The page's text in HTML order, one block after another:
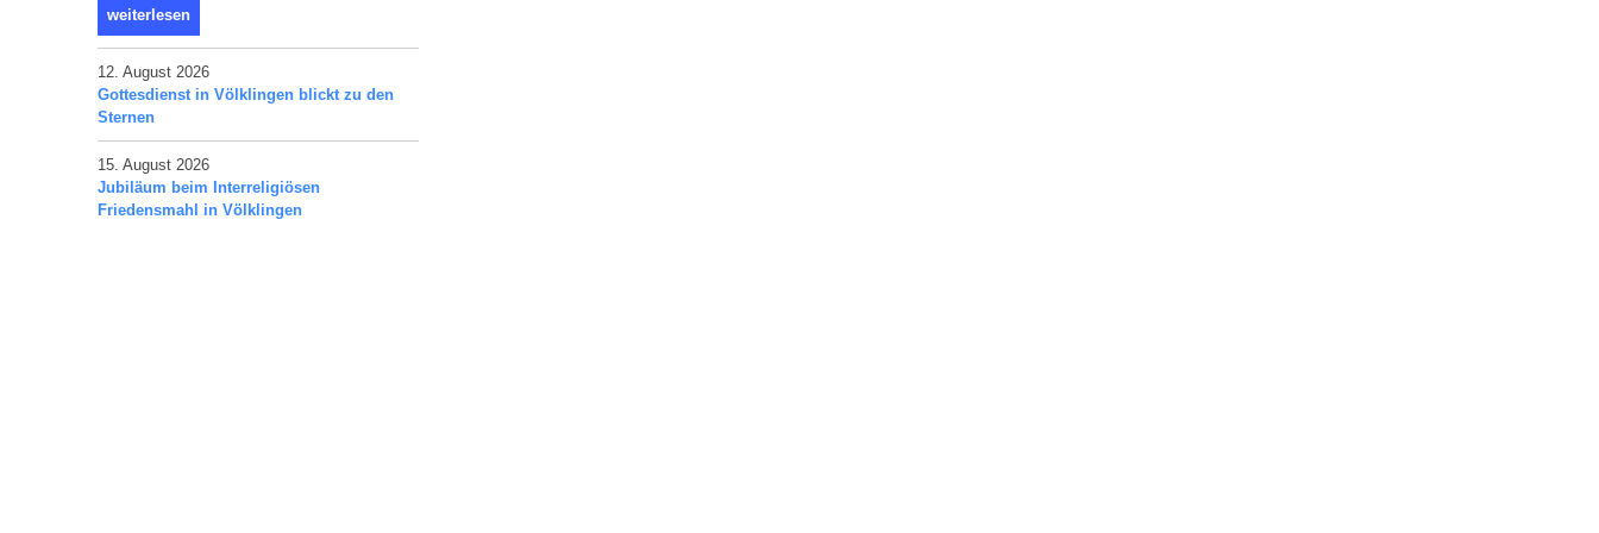
weiterlesen
12. August 2026
Gottesdienst in Völklingen blickt zu den
Sternen
15. August 2026
Jubiläum beim Interreligiösen
Friedensmahl in Völklingen